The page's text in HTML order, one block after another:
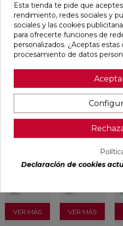
Pensamos que te
ARENA
MATE
Ref:
STN
PVP
incl.)
VER MÁS
UNIQ MOON
MATE
29,5X59,5
RECTIFICADO
Ref:
Colorker
PVP
incl.)
VER MÁS
Esta tienda te pide que
rendimiento, redes sociales y
sociales y las cookies
para ofrecerte funciones de
personalizados. ¿Aceptas estas
procesamiento de datos
Declaración de cookies